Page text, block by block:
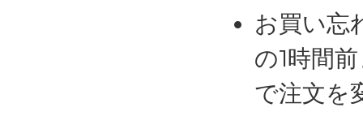
お買い忘
の1時間
で注文を